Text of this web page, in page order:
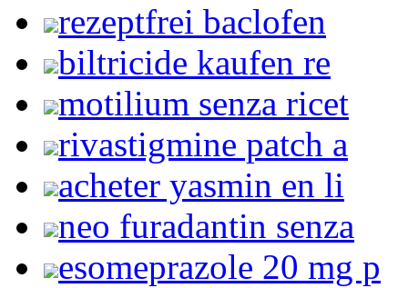
rezeptfrei baclofen
biltricide kaufen re
motilium senza ricet
rivastigmine patch a
acheter yasmin en li
neo furadantin senza
esomeprazole 20 mg p